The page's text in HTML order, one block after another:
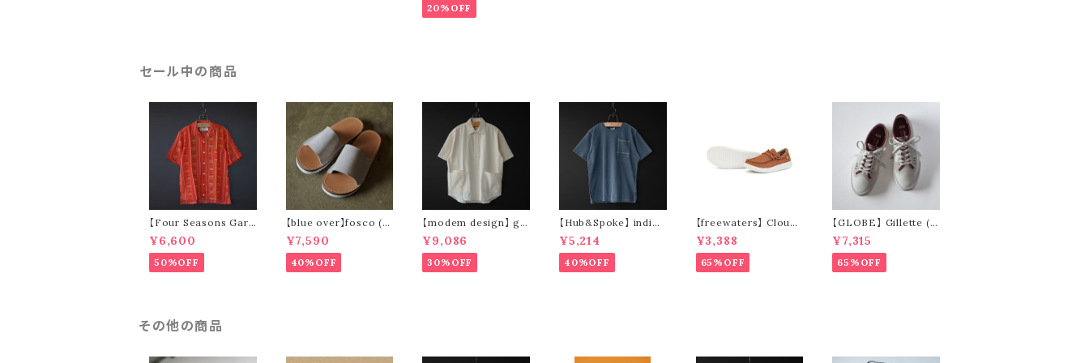
20%OFF
セール中の商品
【Four Seasons Gara
ge】ladder stripe op
en collar s/s shirt (o
range)
¥6,600
50%OFF
【blue over】fosco (v
elour)
¥7,590
40%OFF
【modem design】 ga
rdening s/s shirt (sa
nd)
¥9,086
30%OFF
【Hub&Spoke】 indigo
pocket t-shirt (light
indigo)
¥5,214
40%OFF
【freewaters】 Cloud9
Venture - Lace Up
(brown)
¥3,388
65%OFF
【GLOBE】 Gillette (c
ream / pomegranat
e)
¥7,315
65%OFF
その他の商品